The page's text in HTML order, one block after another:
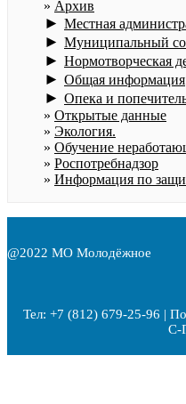
Архив
► Местная
► Муниципальный
► Нормотворческая
► Общая информация
► Опека и
Открытые данные
Экология.
Обучение
Роспотребнадзор
Информация по
@2022 МО Молодёжное
Тел: +7 (812) 679-25-96 |
С-